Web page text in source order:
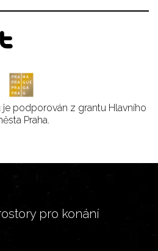
podporován z grantu Hlavního
Praha.
pro konání